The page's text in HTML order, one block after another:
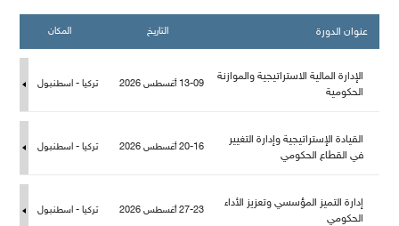
عنوان الدورة التاريخ المكان
الإدارة المالية الاستراتيجية والموازنة
الحكومية
13-09 أغسطس 2026 تركيا - اسطنبو
القيادة الإستراتيجية وإدارة التغيير
في القطاع الحكومي
20-16 أغسطس 2026 تركيا - اسطنبو
إدارة التميز المؤسسي وتعزيز الأداء
الحكومي
27-23 أغسطس 2026 تركيا - اسطنبو